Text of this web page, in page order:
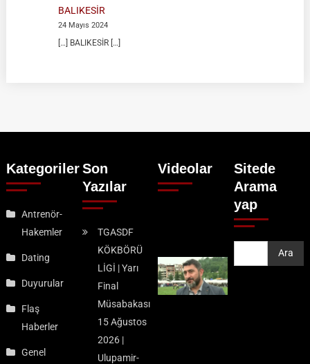
BALIKESİR
24 Mayıs 2024
[…] BALIKESİR […]
Kategoriler
Antrenör-
Hakemler
Dating
Duyurular
Flaş
Haberler
Genel
Son
Yazılar
TGASDF
KÖKBÖRÜ
LİGİ | Yarı
Final
Müsabakası
15 Ağustos
2026 |
Ulupamir-
Videolar
Sitede
Arama
yap
Ara